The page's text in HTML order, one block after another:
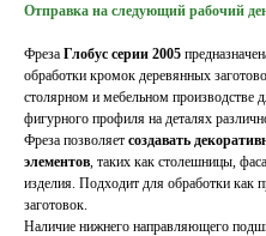
Отправка на следующий рабочий
Фреза Глобус серии 2005
обработки кромок деревянных
столярном и мебельном производстве
фигурного профиля на деталях
Фреза позволяет создавать
элементов , таких как столешницы,
изделия. Подходит для обработки как
заготовок.
Наличие нижнего направляющего